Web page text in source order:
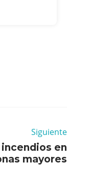
Siguiente
en
mayores